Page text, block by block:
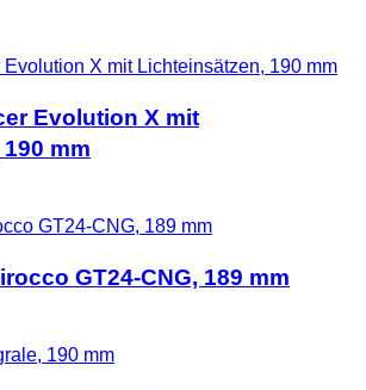
Evolution X mit
mm
GT24-CNG, 189 mm